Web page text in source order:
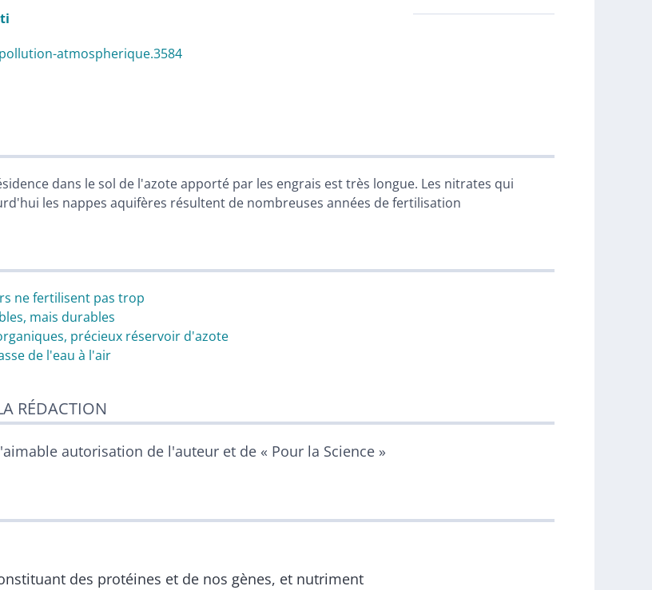
atmospherique.3584
dans le sol de l'azote apporté par les engrais est très longue. Les nitrates qui
les nappes aquifères résultent de nombreuses années de fertilisation
ne fertilisent pas trop
mais durables
précieux réservoir d'azote
de l'eau à l'air
RÉDACTION
autorisation de l'auteur et de « Pour la Science »
des protéines et de nos gènes, et nutriment